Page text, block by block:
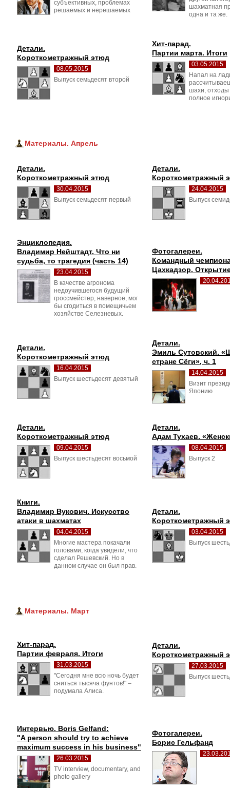
субъективных, проблемах
решаемых и нерешаемых
шахматная
одна и та же.
Детали.
Короткометражный этюд
08.05.2015
Выпуск семьдесят второй
Хит-парад.
Партии марта. Итоги
03.05.2015
Напал на
шахи, отходы
полное
Материалы. Апрель
Детали.
Короткометражный этюд
30.04.2015
Выпуск семьдесят первый
Детали.
Короткометражный
24.04.2015
Выпуск
Энциклопедия.
Владимир Нейштадт. Что ни
судьба, то трагедия (часть 14)
23.04.2015
В качестве агронома
недоучившегося будущий
гроссмейстер, наверное, мог
бы сгодиться в помещичьем
хозяйстве Селезневых.
Фотогалереи.
Командный
Цахкадзор.
Детали.
Короткометражный этюд
16.04.2015
Выпуск шестьдесят девятый
Детали.
Эмиль Сутовский.
стране Сёги», ч. 1
14.04.2015
Визит
Японию
Детали.
Короткометражный этюд
09.04.2015
Выпуск шестьдесят восьмой
Детали.
Адам Тухаев.
08.04.2015
Выпуск 2
Книги.
Владимир Вукович. Искусство
атаки в шахматах
04.04.2015
Многие мастера покачали
головами, когда увидели, что
сделал Решевский. Но в
данном случае он был прав.
Детали.
Короткометражный
03.04.2015
Выпуск
Материалы. Март
Хит-парад.
Партии февраля. Итоги
31.03.2015
"Сегодня мне всю ночь будет
сниться тысяча фунтов!" –
подумала Алиса.
Детали.
Короткометражный
27.03.2015
Выпуск
Интервью. Boris Gelfand:
"A person should try to achieve
maximum success in his business"
26.03.2015
TV interview, documentary, and
photo gallery
Фотогалереи.
Борис Гельфанд